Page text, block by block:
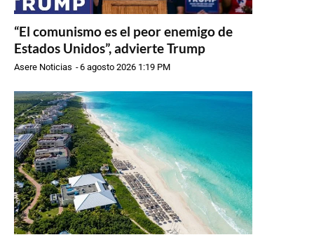
“El comunismo es el peor enemigo de
Estados Unidos”, advierte Trump
Asere Noticias -6 agosto 2026 1:19 PM